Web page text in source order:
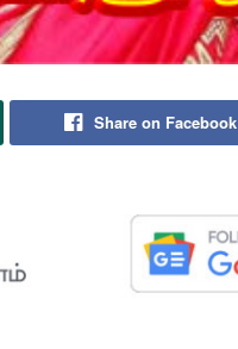
Share on Facebook